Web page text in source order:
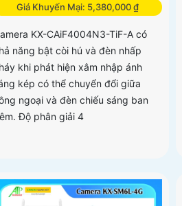
Giá Khuyến Mại: 5,380,000 ₫
KX-CAiF4004N3-TiF-A có
năng bật còi hú và đèn nhấp
khi phát hiện xâm nhập ánh
kép có thể chuyển đổi giữa
ngoại và đèn chiếu sáng ban
Độ phân giải 4